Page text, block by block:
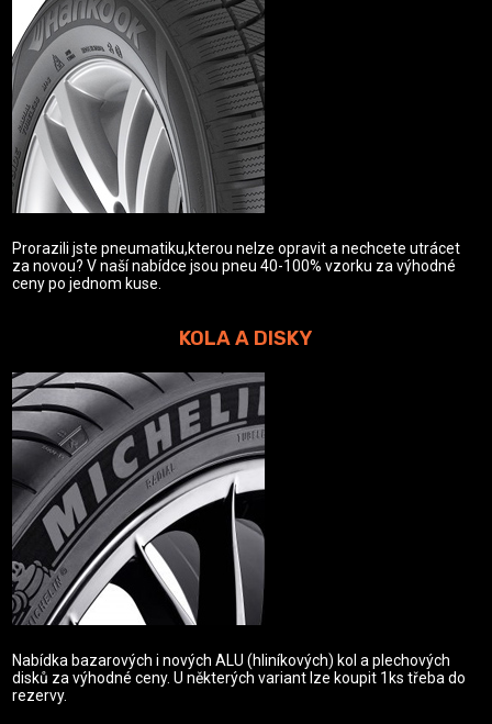
Prorazili jste pneumatiku,kterou nelze opravit a nechcete utrácet
za novou? V naší nabídce jsou pneu 40-100% vzorku za výhodné
ceny po jednom kuse.
KOLA A DISKY
Nabídka bazarových i nových ALU (hliníkových) kol a plechových
disků za výhodné ceny. U některých variant lze koupit 1ks třeba do
rezervy.